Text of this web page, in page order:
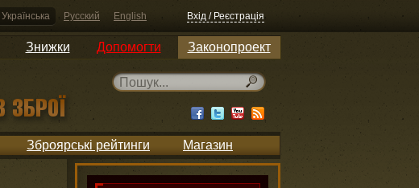
Українська Русский English Вхід / Реєстрація
Знижки Допомогти Законопроект
Зброярські рейтинги Магазин